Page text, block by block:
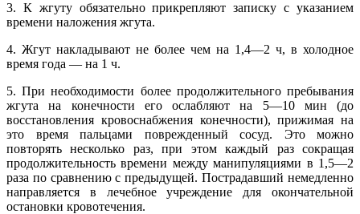
3. К жгуту обязательно прикрепляют записку с указанием
времени наложения жгута.
4. Жгут накладывают не более чем на 1,4—2 ч, в холодное
время года — на 1 ч.
5. При необходимости более продолжительного пребывания
жгута на конечности его ослабляют на 5—10 мин (до
восстановления кровоснабжения конечности), прижимая на
это время пальцами поврежденный сосуд. Это можно
повторять несколько раз, при этом каждый раз сокращая
продолжительность времени между манипуляциями в 1,5—2
раза по сравнению с предыдущей. Пострадавший немедленно
направляется в лечебное учреждение для окончательной
остановки кровотечения.